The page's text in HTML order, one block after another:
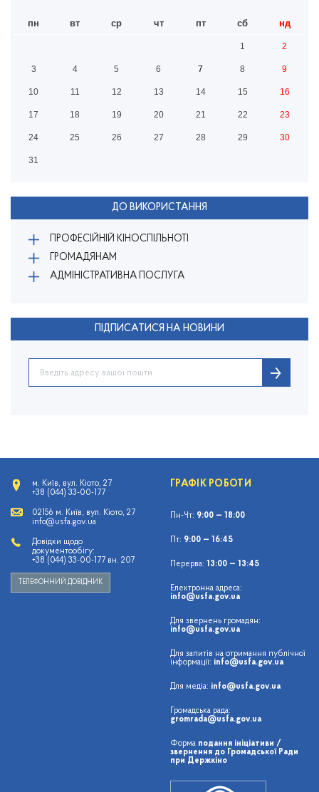
пн вт ср чт пт сб нд
1 2
3 4 5 6 7 8 9
10 11 12 13 14 15 16
17 18 19 20 21 22 23
24 25 26 27 28 29 30
31
ДО ВИКОРИСТАННЯ
ПРОФЕСІЙНІЙ КІНОСПІЛЬНОТІ
ГРОМАДЯНАМ
АДМІНІСТРАТИВНА ПОСЛУГА
ПІДПИСАТИСЯ НА НОВИНИ
м. Київ, вул. Кіото, 27
+38 (044) 33-00-177
02156 м. Київ, вул. Кіото, 27
info@usfa.gov.ua
Довідки щодо
документообігу:
+38 (044) 33-00-177 вн. 207
ТЕЛЕФОННИЙ ДОВІДНИК
ГРАФІК РОБОТИ
Пн-Чт: 9:00 — 18:00
Пт: 9:00 — 16:45
Перерва: 13:00 — 13:45
Електронна адреса:
info@usfa.gov.ua
Для звернень громадян:
info@usfa.gov.ua
Для запитів на отримання публічної
інформації: info@usfa.gov.ua
Для медіа: info@usfa.gov.ua
Громадська рада:
gromrada@usfa.gov.ua
Форма подання ініціативи /
звернення до Громадської Ради
при Держкіно